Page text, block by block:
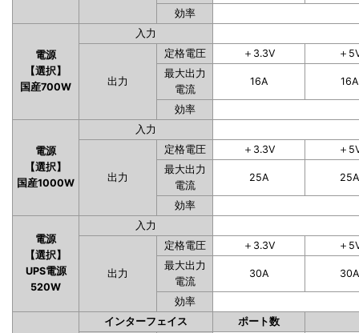
効率
電源
【選択】
国産700W
入力
出力
定格電圧 ＋3.3V
＋
最大出力
電流
16A 16A
効率
電源
【選択】
国産1000W
入力
出力
定格電圧 ＋3.3V
＋
最大出力
電流
25A 25A
効率
電源
【選択】
UPS電源
520W
入力
出力
定格電圧 ＋3.3V
＋
最大出力
電流
30A 30A
効率
インターフェイス ポート数